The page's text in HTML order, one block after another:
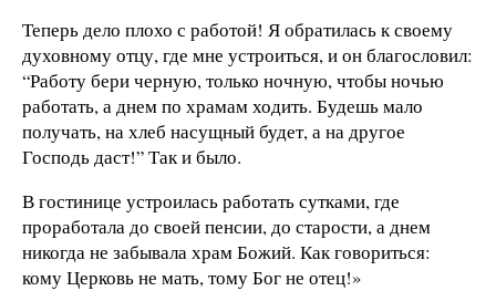
Теперь дело плохо с работой! Я обратилась к своему
духовному отцу, где мне устроиться, и он благословил:
“Работу бери черную, только ночную, чтобы ночью
работать, а днем по храмам ходить. Будешь мало
получать, на хлеб насущный будет, а на другое
Господь даст!” Так и было.
В гостинице устроилась работать сутками, где
проработала до своей пенсии, до старости, а днем
никогда не забывала храм Божий. Как говориться:
кому Церковь не мать, тому Бог не отец!»